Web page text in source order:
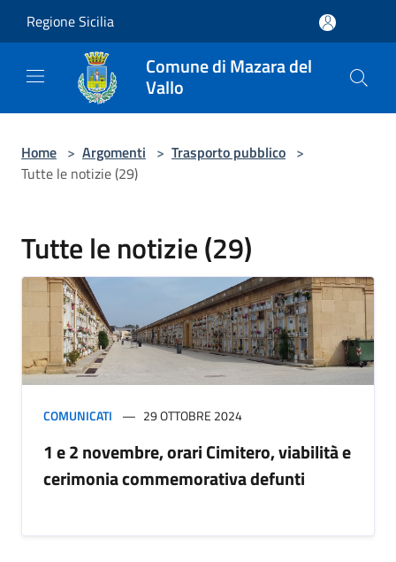
Regione Sicilia
Comune di Mazara del
Vallo
Home > Argomenti > Trasporto pubblico >
Tutte le notizie (29)
Tutte le notizie (29)
COMUNICATI 29 OTTOBRE 2024
1 e 2 novembre, orari Cimitero, viabilità e
cerimonia commemorativa defunti